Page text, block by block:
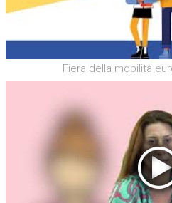
Fiera della mobilità